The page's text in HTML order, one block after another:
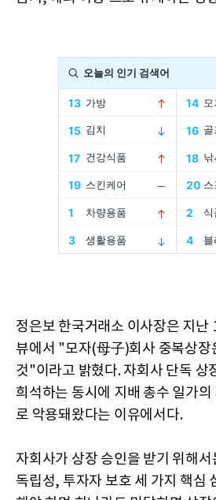
정은보 한국거래소 이사장은 지난
뷰에서 "모자(母子)회사 중복상장
것"이라고 밝혔다. 자회사 단독 상
희석하는 동시에 지배 총수 일가
로 악용돼왔다는 이유에서다.
자회사가 상장 승인을 받기 위해
독립성, 투자자 보호 세 가지 핵심